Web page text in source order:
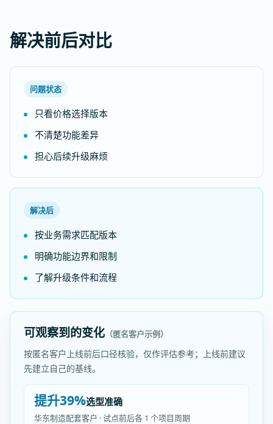
解决前后对比
问题状态
只看价格选择版本
不清楚功能差异
担心后续升级麻烦
解决后
按业务需求匹配版本
明确功能边界和限制
了解升级条件和流程
可观察到的变化 （匿名客户示例）
按匿名客户上线前后口径核验，仅作评估参考；上线前建议
先建立自己的基线。
提升39%选型准确
华东制造配套客户 · 试点前后各 1 个项目周期